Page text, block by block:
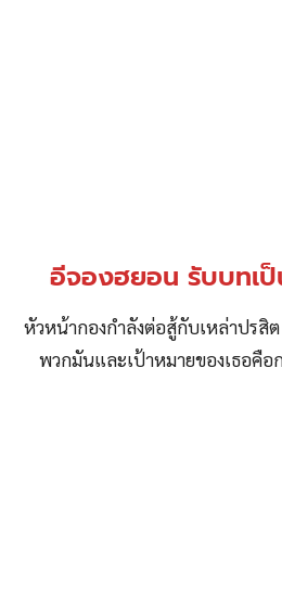
อีจองฮยอน รับบทเ
หัวหน้ากองกำลังต่อสู้กับเหล่าปรสิ
พวกมันและเป้าหมายของเธอคือ